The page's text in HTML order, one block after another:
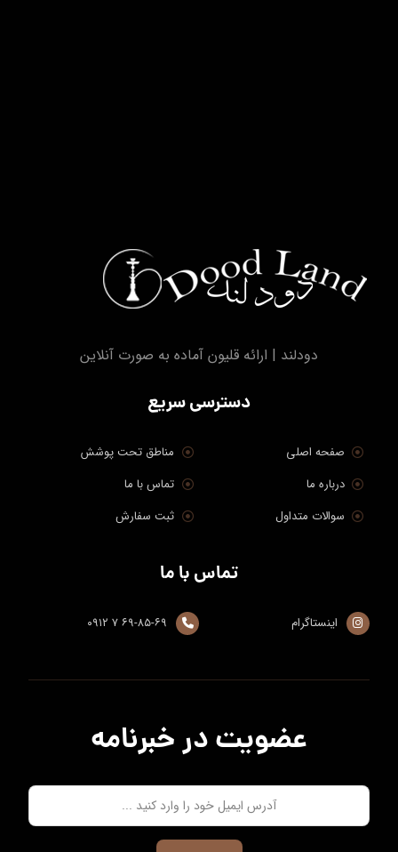
دودلند | ارائه قلیون آماده به صورت آنلاین
دسترسی سریع
صفحه اصلی
مناطق تحت پوشش
درباره ما
تماس با ما
سوالات متداول
ثبت سفارش
تماس با ما
۶۹-۸۵-۶۹ ۷ ۰۹۱۲ اینستاگرام
عضویت در خبرنامه